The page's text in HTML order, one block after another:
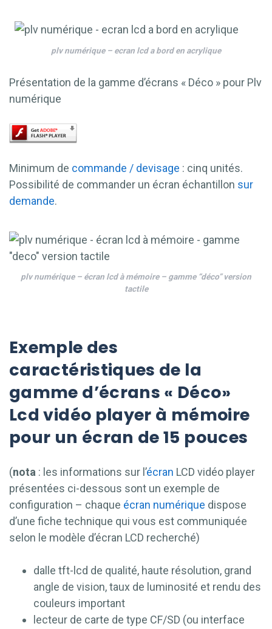
plv numérique – ecran lcd a bord en acrylique
Présentation de la gamme d’écrans « Déco » pour Plv
numérique
Minimum de commande / devisage : cinq unités.
Possibilité de commander un écran échantillon sur
demande.
plv numérique – écran lcd à mémoire – gamme “déco” version
tactile
Exemple des
caractéristiques de la
gamme d’écrans « Déco»
Lcd vidéo player à mémoire
pour un écran de 15 pouces
(nota : les informations sur l’écran LCD vidéo player
présentées ci-dessous sont un exemple de
configuration – chaque écran numérique dispose
d’une fiche technique qui vous est communiquée
selon le modèle d’écran LCD recherché)
dalle tft-lcd de qualité, haute résolution, grand
angle de vision, taux de luminosité et rendu des
couleurs important
lecteur de carte de type CF/SD (ou interface